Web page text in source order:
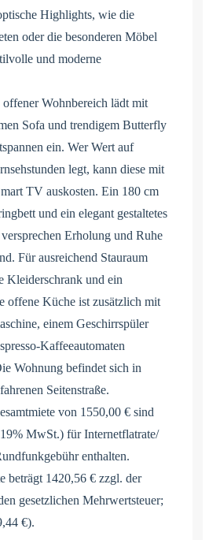
Highlights, wie die
oder die besonderen Möbel
und moderne
Wohnbereich lädt mit
Sofa und trendigem Butterfly
ein. Wer Wert auf
legt, kann diese mit
TV auskosten. Ein 180 cm
und ein elegant gestaltetes
Erholung und Ruhe
Für ausreichend Stauraum
Kleiderschrank und ein
offene Küche ist zusätzlich mit
einem Geschirrspüler
Kaffeeautomaten
Wohnung befindet sich in
Seitenstraße.
von 1550,00 € sind
MwSt.) für Internetflatrate/
enthalten.
beträgt 1420,56 € zzgl. der
gesetzlichen Mehrwertsteuer;
€).